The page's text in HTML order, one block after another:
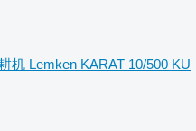
机 Lemken KARAT 10/500 KU